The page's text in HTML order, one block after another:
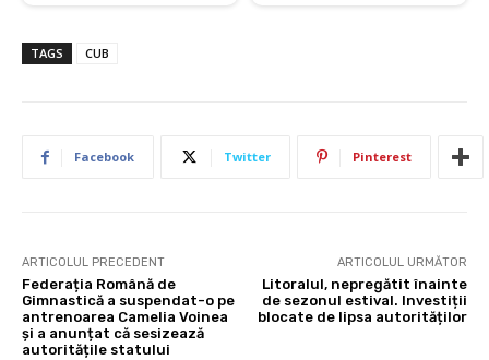
TAGS CUB
Facebook Twitter Pinterest
ARTICOLUL PRECEDENT
Federația Română de
Gimnastică a suspendat-o pe
antrenoarea Camelia Voinea
și a anunțat că sesizează
autoritățile statului
ARTICOLUL URMĂTOR
Litoralul, nepregătit înainte
de sezonul estival. Investiții
blocate de lipsa autorităților